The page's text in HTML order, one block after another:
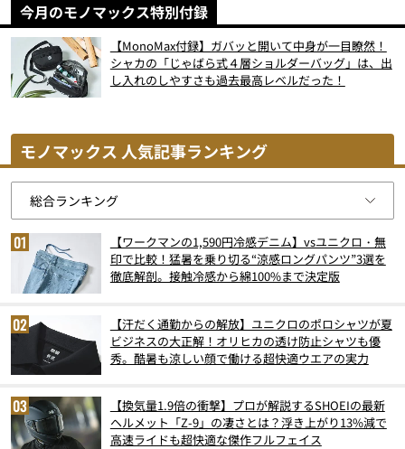
今月のモノマックス特別付録
【MonoMax付録】ガバッと開いて中身が一目瞭然！
シャカの「じゃばら式４層ショルダーバッグ」は、出
し入れのしやすさも過去最高レベルだった！
モノマックス 人気記事ランキング
【ワークマンの1,590円冷感デニム】vsユニクロ・無
印で比較！猛暑を乗り切る“涼感ロングパンツ”3選を
徹底解剖。接触冷感から綿100%まで決定版
【汗だく通勤からの解放】ユニクロのポロシャツが夏
ビジネスの大正解！オリヒカの透け防止シャツも優
秀。酷暑も涼しい顔で働ける超快適ウエアの実力
【換気量1.9倍の衝撃】プロが解説するSHOEIの最新
ヘルメット「Z-9」の凄さとは？浮き上がり13%減で
高速ライドも超快適な傑作フルフェイス